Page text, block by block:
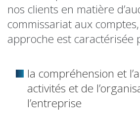
nos clients en matière
commissariat aux
approche est caractérisée
la compréhension et
activités et de
l’entreprise